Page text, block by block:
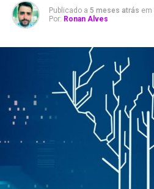
Publicado a 5 meses atrás em
Por: Ronan Alves